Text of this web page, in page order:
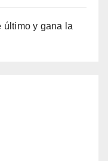
último y gana la